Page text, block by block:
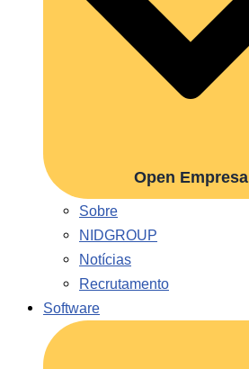
Open Empresa
Sobre
NIDGROUP
Notícias
Recrutamento
Software